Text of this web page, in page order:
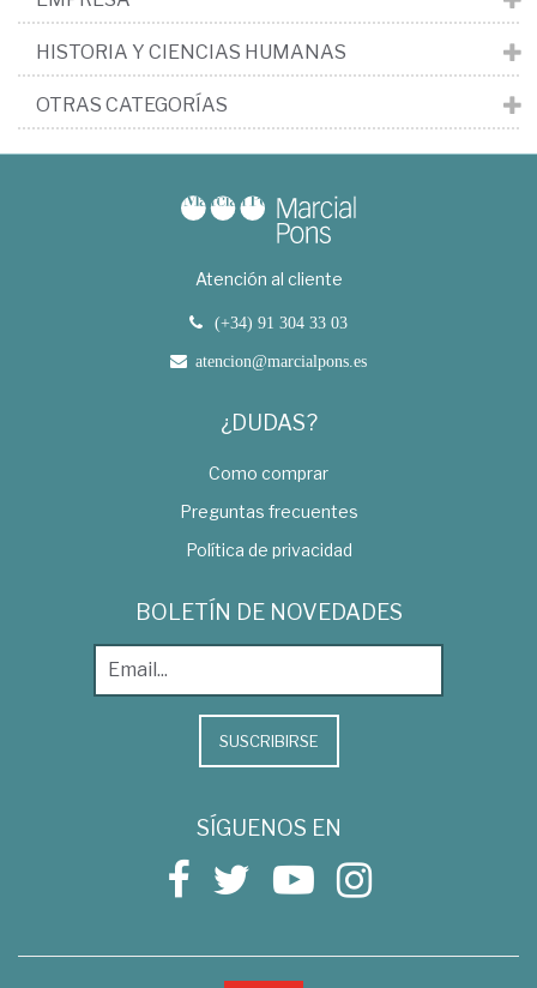
HISTORIA Y CIENCIAS HUMANAS
OTRAS CATEGORÍAS
Atención al cliente
(+34) 91 304 33 03
atencion@marcialpons.es
¿DUDAS?
Como comprar
Preguntas frecuentes
Política de privacidad
BOLETÍN DE NOVEDADES
SUSCRIBIRSE
SÍGUENOS EN